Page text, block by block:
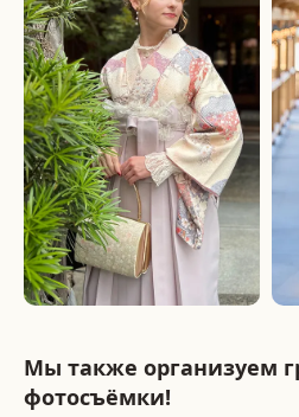
Мы также организуем
фотосъёмки!